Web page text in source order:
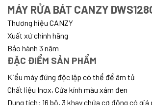
MÁY RỬA BÁT CANZY
Thương hiệu CANZY
Xuất xứ chính hãng
Bảo hành 3 năm
ĐẶC ĐIỂM SẢN PHẨM
Kiểu máy đứng độc lập có thể để âm tủ
Chất liệu Inox, Cửa kính màu xám đen
Dung tích: 16 bộ, 3 khay chứa cơ động có